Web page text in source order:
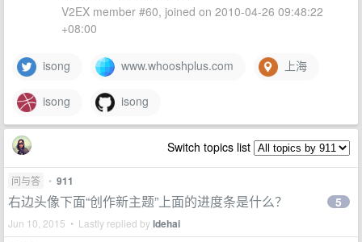
V2EX member #60, joined on 2010-04-26 09:48:22
+08:00
isong www.whooshplus.com 上海
isong isong
Switch topics list
问与答 • 911
右边头像下面“创作新主题”上面的进度条是什么？
Jun 10, 2015 • Lastly replied byldehai
5